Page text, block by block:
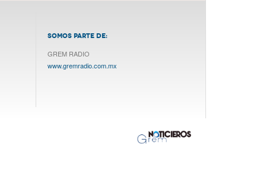
SOMOS PARTE DE:
GREM RADIO
www.gremradio.com.mx